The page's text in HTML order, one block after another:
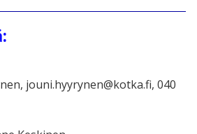
jouni.hyyrynen@kotka.fi, 040